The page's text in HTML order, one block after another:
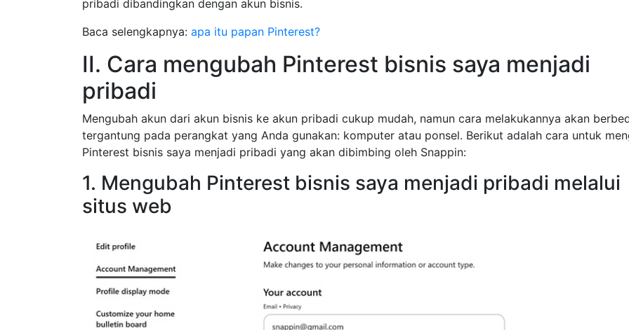
pribadi dibandingkan dengan akun bisnis.
Baca selengkapnya: apa itu papan Pinterest?
II. Cara mengubah Pinterest bisnis saya menjadi
pribadi
Mengubah akun dari akun bisnis ke akun pribadi cukup mudah, namun cara melakukannya akan
tergantung pada perangkat yang Anda gunakan: komputer atau ponsel. Berikut adalah cara untuk
Pinterest bisnis saya menjadi pribadi yang akan dibimbing oleh Snappin:
1. Mengubah Pinterest bisnis saya menjadi pribadi melalui
situs web